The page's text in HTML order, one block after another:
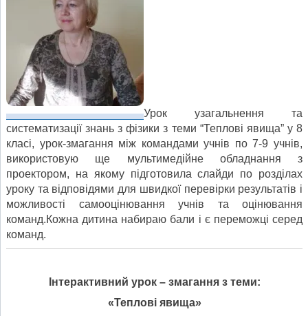
Урок узагальнення та
систематизації знань з фізики з теми “Теплові явища” у 8
класі, урок-змагання між командами учнів по 7-9 учнів,
використовую ще мультимедійне обладнання з
проектором, на якому підготовила слайди по розділах
уроку та відповідями для швидкої перевірки результатів і
можливості самооцінювання учнів та оцінювання
команд.Кожна дитина набираю бали і є переможці серед
команд.
Інтерактивний урок – змагання з теми:
«Теплові явища»